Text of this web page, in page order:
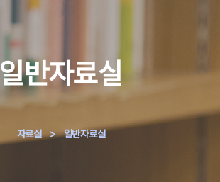
일반자료실
자료실 > 일반자료실